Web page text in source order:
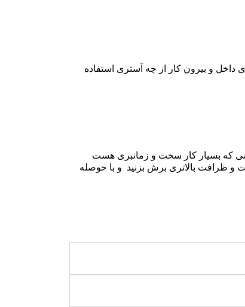
برای داخل و بیرون کار از چه آستری استفاده
که بسیار کار سخت و زمانبری هست
و ظرافت بالاتری برش بزنید و با حوصله